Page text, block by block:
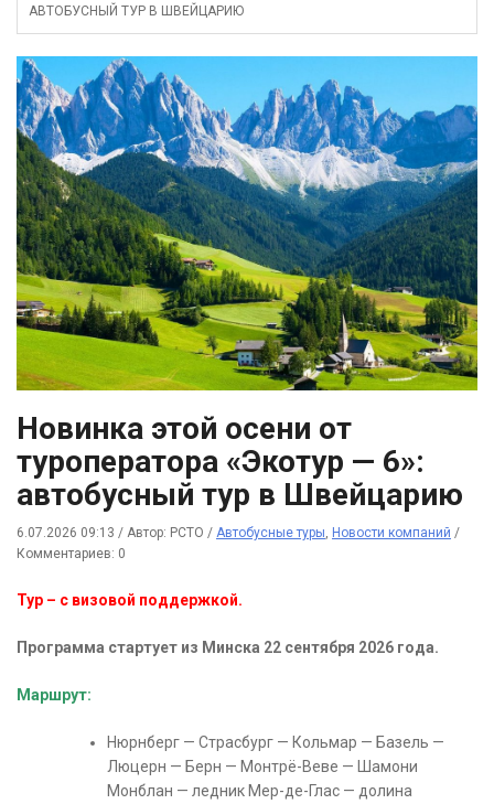
АВТОБУСНЫЙ ТУР В ШВЕЙЦАРИЮ
Новинка этой осени от
туроператора «Экотур — 6»:
автобусный тур в Швейцарию
6.07.2026 09:13 / Автор: РСТО / Автобусные туры, Новости компаний /
Комментариев: 0
Тур – с визовой поддержкой.
Программа стартует из Минска 22 сентября 2026 года.
Маршрут:
Нюрнберг — Страсбург — Кольмар — Базель —
Люцерн — Берн — Монтрё-Веве — Шамони
Монблан — ледник Мер-де-Глас — долина